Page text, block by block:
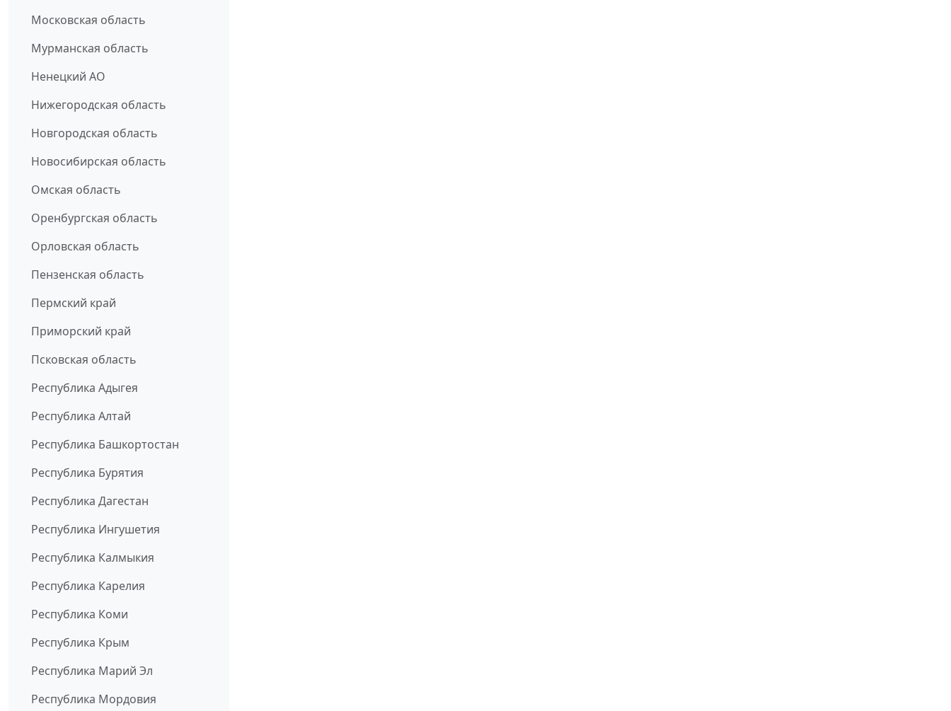
Московская область
Мурманская область
Ненецкий АО
Нижегородская область
Новгородская область
Новосибирская область
Омская область
Оренбургская область
Орловская область
Пензенская область
Пермский край
Приморский край
Псковская область
Республика Адыгея
Республика Алтай
Республика Башкортостан
Республика Бурятия
Республика Дагестан
Республика Ингушетия
Республика Калмыкия
Республика Карелия
Республика Коми
Республика Крым
Республика Марий Эл
Республика Мордовия